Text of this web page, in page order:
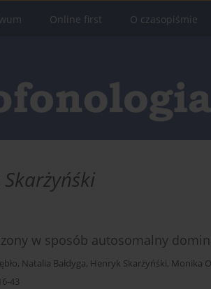
Online first O czasopiśmie
w sposób autosomalny
, Natalia Bałdyga, Henryk Skarżyńśki, Monika
43